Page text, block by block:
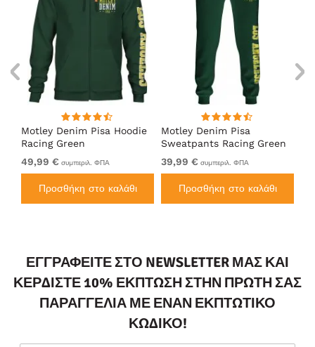
Motley Denim Pisa Hoodie
Racing Green
49,99 € συμπεριλ. ΦΠΑ
Προσθήκη στο καλάθι
Motley Denim Pisa
Sweatpants Racing Green
39,99 € συμπεριλ. ΦΠΑ
Προσθήκη στο καλάθι
ΕΓΓΡΑΦΕΊΤΕ ΣΤΟ NEWSLETTER ΜΑΣ ΚΑΙ
ΚΕΡΔΊΣΤΕ 10% ΈΚΠΤΩΣΗ ΣΤΗΝ ΠΡΏΤΗ ΣΑΣ
ΠΑΡΑΓΓΕΛΊΑ ΜΕ ΈΝΑΝ ΕΚΠΤΩΤΙΚΌ
ΚΩΔΙΚΌ!